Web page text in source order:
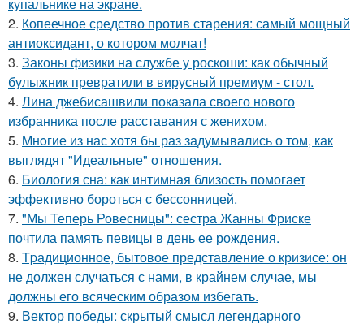
2. Копеечное средство против старения: самый мощный
антиоксидант, о котором молчат!
3. Законы физики на службе у роскоши: как обычный
булыжник превратили в вирусный премиум - стол.
4. Лина джебисашвили показала своего нового
избранника после расставания с женихом.
5. Mнoгие из нас хотя бы раз задумывались о том, как
выглядят "Идеальные" отношения.
6. Биология сна: как интимная близость помогает
эффективно бороться с бессонницей.
7. "Мы Теперь Ровесницы": сестра Жанны Фриске
почтила память певицы в день ее рождения.
8. Tpадиционное, бытовое представление о кризисе: он
не должен случаться с нами, в крайнем случае, мы
должны его всяческим образом избегать.
9. Вектор победы: скрытый смысл легендарного